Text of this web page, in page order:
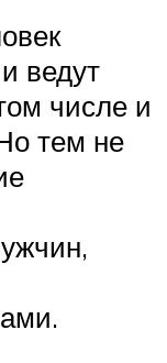
ведут
числе и
тем не